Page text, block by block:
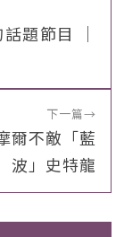
題節目 ｜
下一篇→
爾不敵「藍
波」史特龍